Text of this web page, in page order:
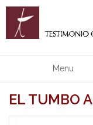
Menu
EL TUMBO A